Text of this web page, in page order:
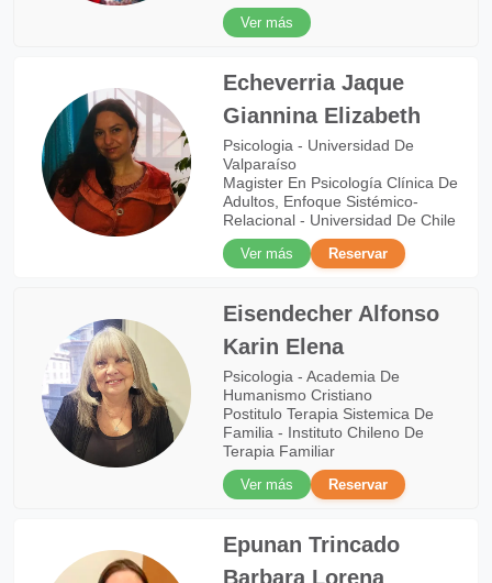
Ver más
Echeverria Jaque
Giannina Elizabeth
Psicologia - Universidad De
Valparaíso
Magister En Psicología Clínica De
Adultos, Enfoque Sistémico-
Relacional - Universidad De Chile
Ver más
Reservar
Eisendecher Alfonso
Karin Elena
Psicologia - Academia De
Humanismo Cristiano
Postitulo Terapia Sistemica De
Familia - Instituto Chileno De
Terapia Familiar
Ver más
Reservar
Epunan Trincado
Barbara Lorena